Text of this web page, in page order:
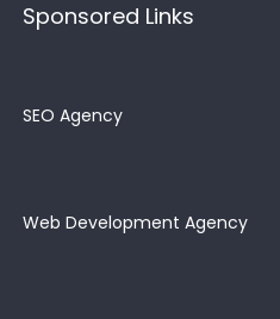
Sponsored Links
SEO Agency
Web Development Agency